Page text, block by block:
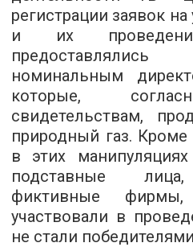
регистрации заявок
и их
номинальным
которые,
свидетельствам,
природный газ.
в этих
подставные
фиктивные
участвовали в
не стали